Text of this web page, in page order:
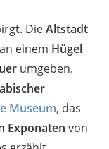
DieAltstadt
einem Hügel
umgeben.
Museum, das
Exponaten von